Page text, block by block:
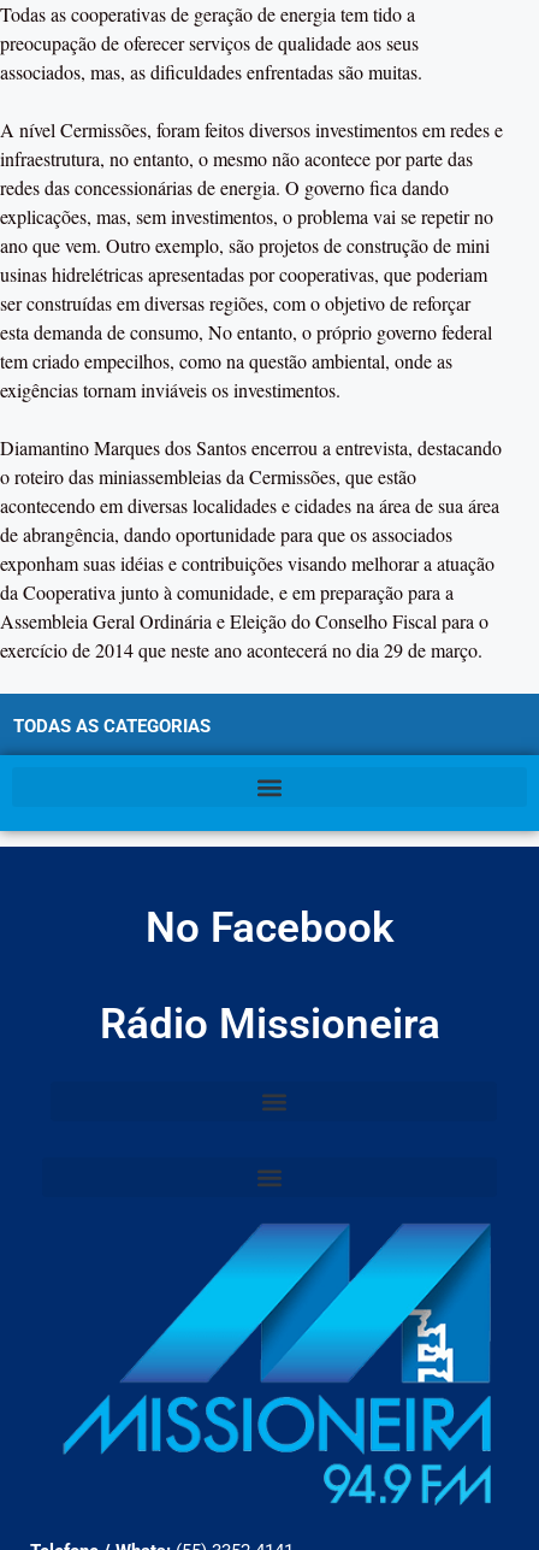
Todas as cooperativas de geração de energia tem tido a
preocupação de oferecer serviços de qualidade aos seus
associados, mas, as dificuldades enfrentadas são muitas.
A nível Cermissões, foram feitos diversos investimentos em redes e
infraestrutura, no entanto, o mesmo não acontece por parte das
redes das concessionárias de energia. O governo fica dando
explicações, mas, sem investimentos, o problema vai se repetir no
ano que vem. Outro exemplo, são projetos de construção de mini
usinas hidrelétricas apresentadas por cooperativas, que poderiam
ser construídas em diversas regiões, com o objetivo de reforçar
esta demanda de consumo, No entanto, o próprio governo federal
tem criado empecilhos, como na questão ambiental, onde as
exigências tornam inviáveis os investimentos.
Diamantino Marques dos Santos encerrou a entrevista, destacando
o roteiro das miniassembleias da Cermissões, que estão
acontecendo em diversas localidades e cidades na área de sua área
de abrangência, dando oportunidade para que os associados
exponham suas idéias e contribuições visando melhorar a atuação
da Cooperativa junto à comunidade, e em preparação para a
Assembleia Geral Ordinária e Eleição do Conselho Fiscal para o
exercício de 2014 que neste ano acontecerá no dia 29 de março.
TODAS AS CATEGORIAS
No Facebook
Rádio Missioneira